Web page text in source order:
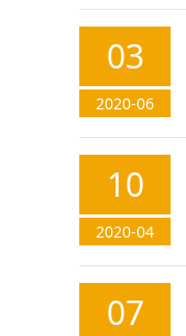
03
2020-06
10
2020-04
07